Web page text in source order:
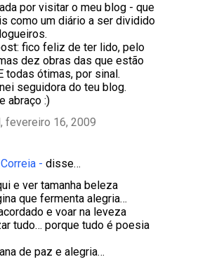
por visitar o meu blog - que
como um diário a ser dividido
fico feliz de ter lido, pelo
dez obras das que estão
todas ótimas, por sinal.
seguidora do teu blog.
abraço :)
fevereiro 16, 2009
- disse…
e ver tamanha beleza
que fermenta alegria…
e voar na leveza
tudo… porque tudo é poesia
de paz e alegria…